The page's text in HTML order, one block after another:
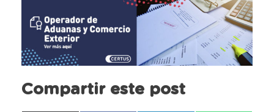
Compartir este post